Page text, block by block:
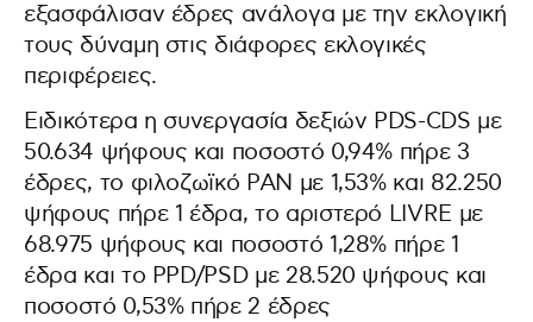
εξασφάλισαν έδρες ανάλογα με την εκλογική
τους δύναμη στις διάφορες εκλογικές
περιφέρειες.
Ειδικότερα η συνεργασία δεξιών PDS-CDS με
50.634 ψήφους και ποσοστό 0,94% πήρε 3
έδρες, το φιλοζωϊκό PAN με 1,53% και 82.250
ψήφους πήρε 1 έδρα, το αριστερό LIVRE με
68.975 ψήφους και ποσοστό 1,28% πήρε 1
έδρα και το PPD/PSD με 28.520 ψήφους και
ποσοστό 0,53% πήρε 2 έδρες